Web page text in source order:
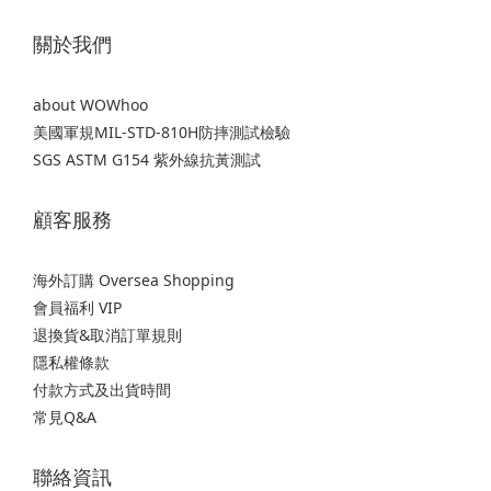
關於我們
about WOWhoo
美國軍規MIL-STD-810H防摔測試檢驗
SGS ASTM G154 紫外線抗黃測試
顧客服務
海外訂購 Oversea Shopping
會員福利 VIP
退換貨&取消訂單規則
隱私權條款
付款方式及出貨時間
常見Q&A
聯絡資訊